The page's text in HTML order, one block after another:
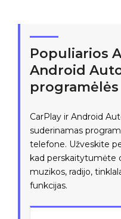
Populiarios
Android
programėlės
CarPlay ir Android
suderinamas
telefone. Užveskite
kad perskaitytumėte
muzikos, radijo,
funkcijas.